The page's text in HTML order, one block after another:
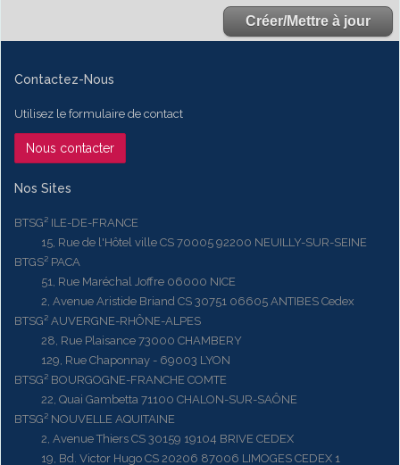
Contactez-Nous
Utilisez le formulaire de contact
Nous contacter
Nos Sites
BTSG² ILE-DE-FRANCE
15, Rue de l'Hôtel ville CS 70005 92200 NEUILLY-SUR-SEINE
BTGS² PACA
51, Rue Maréchal Joffre 06000 NICE
2, Avenue Aristide Briand CS 30751 06605 ANTIBES Cedex
BTSG² AUVERGNE-RHÔNE-ALPES
28, Rue Plaisance 73000 CHAMBERY
129, Rue Chaponnay - 69003 LYON
BTSG² BOURGOGNE-FRANCHE COMTE
22, Quai Gambetta 71100 CHALON-SUR-SAÔNE
BTSG² NOUVELLE AQUITAINE
2, Avenue Thiers CS 30159 19104 BRIVE CEDEX
19, Bd. Victor Hugo CS 20206 87006 LIMOGES CEDEX 1